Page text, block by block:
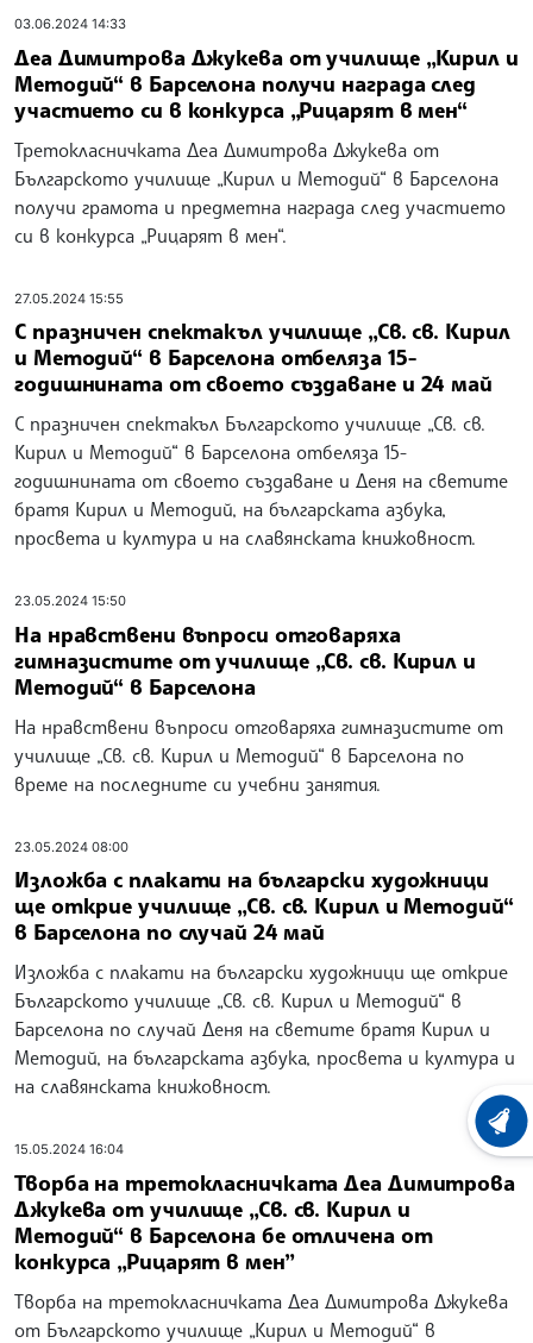
03.06.2024 14:33
Деа Димитрова Джукева от училище „Кирил и
Методий“ в Барселона получи награда след
участието си в конкурса „Рицарят в мен“
Третокласничката Деа Димитрова Джукева от
Българското училище „Кирил и Методий“ в Барселона
получи грамота и предметна награда след участието
си в конкурса „Рицарят в мен“.
27.05.2024 15:55
С празничен спектакъл училище „Св. св. Кирил
и Методий“ в Барселона отбеляза 15-
годишнината от своето създаване и 24 май
С празничен спектакъл Българското училище „Св. св.
Кирил и Методий“ в Барселона отбеляза 15-
годишнината от своето създаване и Деня на светите
братя Кирил и Методий, на българската азбука,
просвета и култура и на славянската книжовност.
23.05.2024 15:50
На нравствени въпроси отговаряха
гимназистите от училище „Св. св. Кирил и
Методий“ в Барселона
На нравствени въпроси отговаряха гимназистите от
училище „Св. св. Кирил и Методий“ в Барселона по
време на последните си учебни занятия.
23.05.2024 08:00
Изложба с плакати на български художници
ще открие училище „Св. св. Кирил и Методий“
в Барселона по случай 24 май
Изложба с плакати на български художници ще открие
Българското училище „Св. св. Кирил и Методий“ в
Барселона по случай Деня на светите братя Кирил и
Методий, на българската азбука, просвета и култура и
на славянската книжовност.
15.05.2024 16:04
Творба на третокласничката Деа Димитрова
Джукева от училище „Св. св. Кирил и
Методий“ в Барселона бе отличена от
конкурса „Рицарят в мен”
Творба на третокласничката Деа Димитрова Джукева
от Българското училище „Кирил и Методий“ в